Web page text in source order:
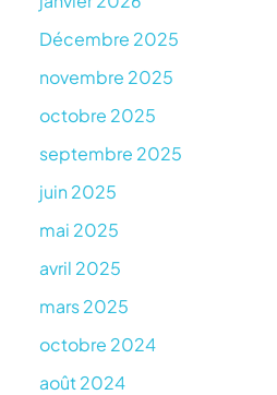
Décembre 2025
novembre 2025
octobre 2025
septembre 2025
juin 2025
mai 2025
avril 2025
mars 2025
octobre 2024
août 2024